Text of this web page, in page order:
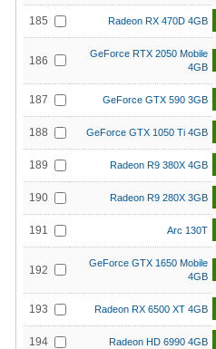
185 Radeon RX 470D 4GB
186
GeForce RTX 2050 Mobile
4GB
187 GeForce GTX 590 3GB
188 GeForce GTX 1050 Ti 4GB
189 Radeon R9 380X 4GB
190 Radeon R9 280X 3GB
191 Arc 130T
192
GeForce GTX 1650 Mobile
4GB
193 Radeon RX 6500 XT 4GB
194 Radeon HD 6990 4GB